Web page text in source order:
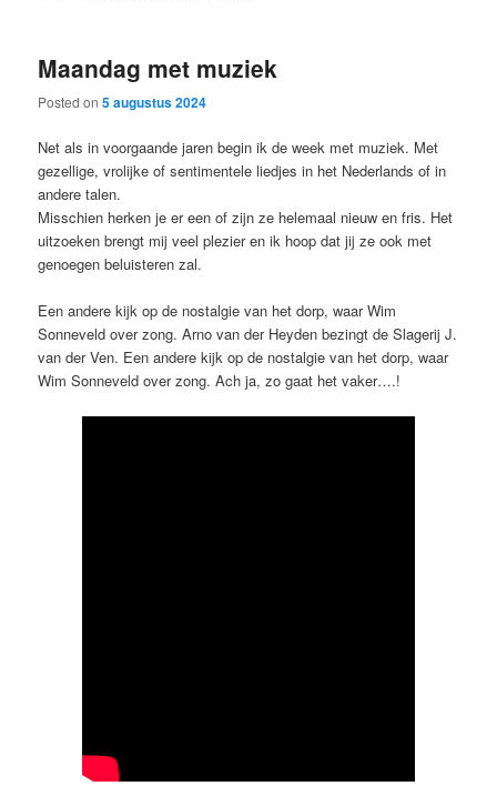
content
content
Maandag met muziek
Posted on5 augustus 2024
Net als in voorgaande jaren begin ik de week met muziek. Met
gezellige, vrolijke of sentimentele liedjes in het Nederlands of in
andere talen.
Misschien herken je er een of zijn ze helemaal nieuw en fris. Het
uitzoeken brengt mij veel plezier en ik hoop dat jij ze ook met
genoegen beluisteren zal.
Een andere kijk op de nostalgie van het dorp, waar Wim
Sonneveld over zong. Arno van der Heyden bezingt de Slagerij J.
van der Ven. Een andere kijk op de nostalgie van het dorp, waar
Wim Sonneveld over zong. Ach ja, zo gaat het vaker….!